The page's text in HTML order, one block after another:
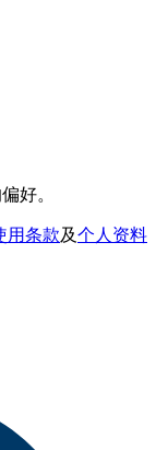
好。
用条款及个人资料